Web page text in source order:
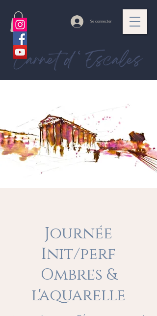
Se connecter
Journée
Init/perf
Ombres &
l'aquarelle